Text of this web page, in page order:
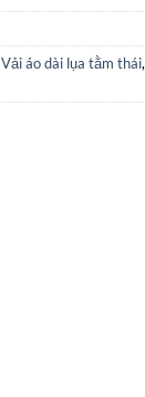
Vải áo dài lụa tằm thái,